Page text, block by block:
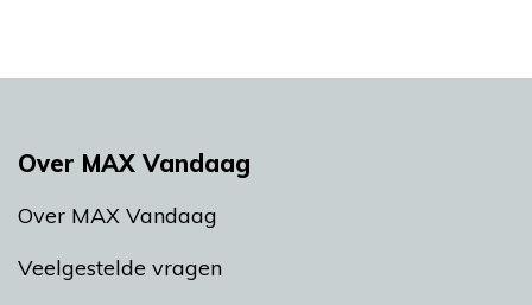
Over MAX Vandaag
Over MAX Vandaag
Veelgestelde vragen